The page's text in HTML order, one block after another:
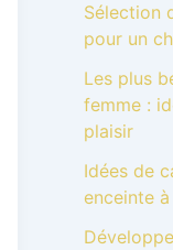
Sélection
pour un
Les plus
femme :
plaisir
Idées de
enceinte